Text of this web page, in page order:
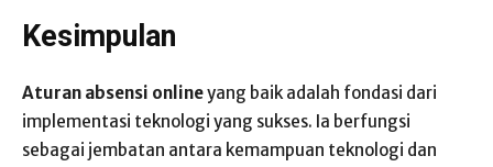
Kesimpulan
Aturan absensi onlineyang baik adalah fondasi dari
implementasi teknologi yang sukses. Ia berfungsi
sebagai jembatan antara kemampuan teknologi dan